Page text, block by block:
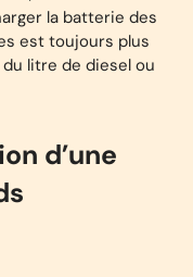
la batterie des
est toujours plus
litre de diesel ou
d’une